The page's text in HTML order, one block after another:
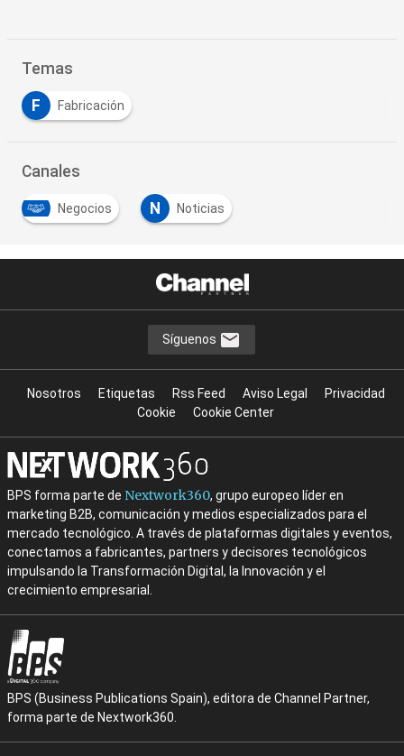
Temas
F Fabricación
Canales
Negocios N Noticias
Síguenos
Nosotros Etiquetas Rss Feed Aviso Legal
Privacidad
Cookie
Cookie Center
BPS forma parte de Nextwork360, grupo europeo líder en
marketing B2B, comunicación y medios especializados para el
mercado tecnológico. A través de plataformas digitales y eventos,
conectamos a fabricantes, partners y decisores tecnológicos
impulsando la Transformación Digital, la Innovación y el
crecimiento empresarial.
BPS (Business Publications Spain), editora de Channel Partner,
forma parte de Nextwork360.